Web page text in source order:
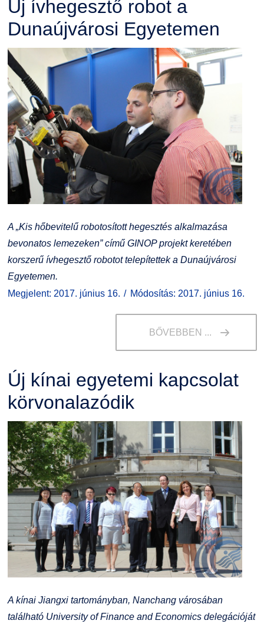
Új ívhegesztő robot a
Dunaújvárosi Egyetemen
A „Kis hőbevitelű robotosított hegesztés alkalmazása
bevonatos lemezeken” című GINOP projekt keretében
korszerű ívhegesztő robotot telepítettek a Dunaújvárosi
Egyetemen.
Megjelent: 2017. június 16.
Módosítás: 2017. június 16.
BŐVEBBEN ...
Új kínai egyetemi kapcsolat
körvonalazódik
A kínai Jiangxi tartományban, Nanchang városában
található University of Finance and Economics delegációját